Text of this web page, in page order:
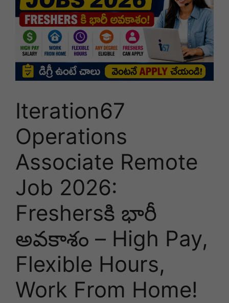
Iteration67
Operations
Associate Remote
Job 2026:
Freshersకి భారీ
అవకాశం – High Pay,
Flexible Hours,
Work From Home!